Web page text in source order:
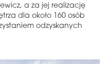
a za jej realizację
dla około 160 osób
odzyskanych